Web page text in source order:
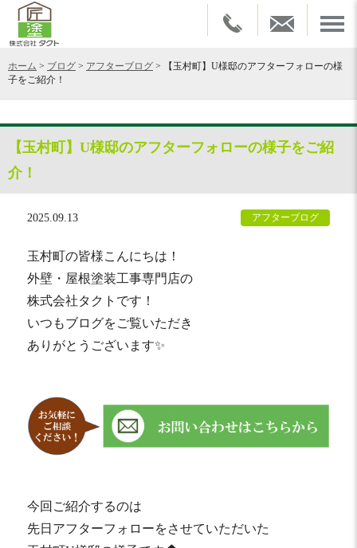
ホーム > ブログ > アフターブログ >
【玉村町】U様邸のアフターフォローの様
子をご紹介！
【玉村町】U様邸のアフターフォローの様子をご紹
介！
2025.09.13 アフターブログ
玉村町の皆様こんにちは！
外壁・屋根塗装工事専門店の
株式会社タクトです！
いつもブログをご覧いただき
ありがとうございます✨
今回ご紹介するのは
先日アフターフォローをさせていただいた